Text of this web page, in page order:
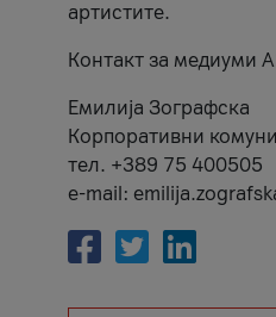
артистите.
Контакт за медиуми
Емилија Зографска
Корпоративни
тел. +389 75 400505
e-mail: